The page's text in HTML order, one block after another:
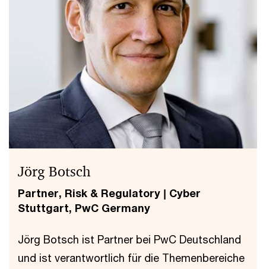
Jörg Botsch
Partner, Risk & Regulatory | Cyber
Stuttgart, PwC Germany
Jörg Botsch ist Partner bei PwC Deutschland
und ist verantwortlich für die Themenbereiche